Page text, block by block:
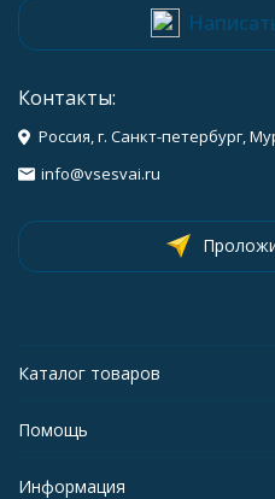
Контакты:
Россия, г. Санкт-петербург,
info@vsesvai.ru
Каталог товаров
Помощь
Информация